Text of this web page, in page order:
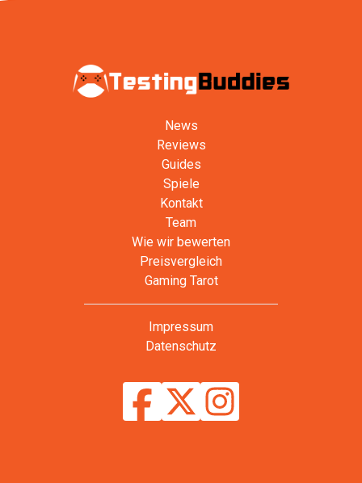
News
Reviews
Guides
Spiele
Kontakt
Team
Wie wir bewerten
Preisvergleich
Gaming Tarot
Impressum
Datenschutz